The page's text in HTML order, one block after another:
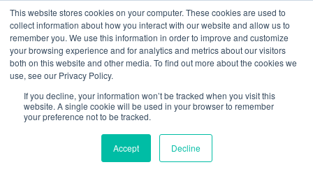
This website stores cookies on your computer. These cookies are used to
collect information about how you interact with our website and allow us to
remember you. We use this information in order to improve and customize
your browsing experience and for analytics and metrics about our visitors
both on this website and other media. To find out more about the cookies we
use, see our Privacy Policy.
If you decline, your information won’t be tracked when you visit this
website. A single cookie will be used in your browser to remember
your preference not to be tracked.
Accept Decline
Skip
to
content
2155 9055
預約
我們的醫護團隊